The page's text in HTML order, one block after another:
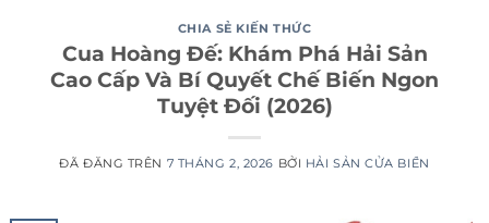
CHIA SẺ KIẾN THỨC
Cua Hoàng Đế: Khám Phá Hải Sản
Cao Cấp Và Bí Quyết Chế Biến Ngon
Tuyệt Đối (2026)
ĐÃ ĐĂNG TRÊN 7 THÁNG 2, 2026 BỞI HẢI SẢN CỬA BIỂN